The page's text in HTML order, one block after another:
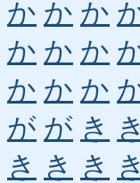
か か か
か か か
か か か
が が き き
き き き き